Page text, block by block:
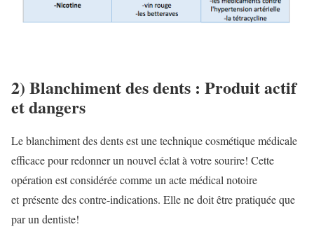
2) Blanchiment des dents : Produit actif
et dangers
Le blanchiment des dents est une technique cosmétique médicale
efficace pour redonner un nouvel éclat à votre sourire! Cette
opération est considérée comme un acte médical notoire
et présente des contre-indications. Elle ne doit être pratiquée que
par un dentiste!